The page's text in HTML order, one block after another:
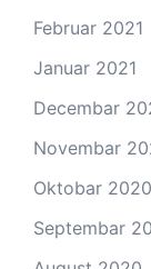
Februar 2021
Januar 2021
Decembar
Novembar
Oktobar 2020
Septembar